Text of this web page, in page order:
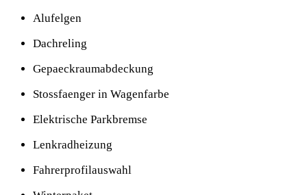
Alufelgen
Dachreling
Gepaeckraumabdeckung
Stossfaenger in Wagenfarbe
Elektrische Parkbremse
Lenkradheizung
Fahrerprofilauswahl